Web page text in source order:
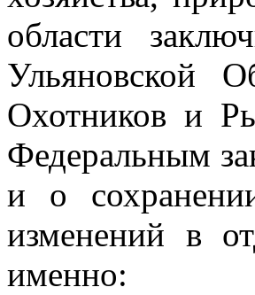
области
Ульяновской
Охотников и
Федеральным
и о
изменений в
именно: